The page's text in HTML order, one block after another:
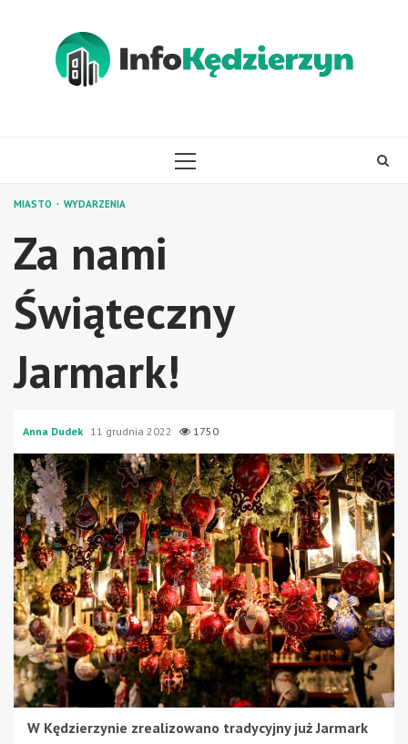
PRIMARY
MIASTO WYDARZENIA
Za nami
Świąteczny
Jarmark!
Anna Dudek 11 grudnia 2022 1750
W Kędzierzynie zrealizowano tradycyjny już Jarmark